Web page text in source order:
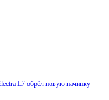
L7 обрёл новую начинку